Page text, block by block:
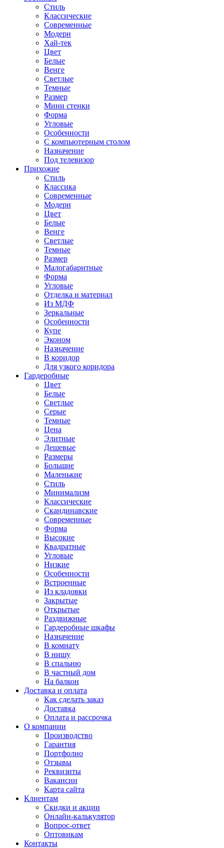
Стиль
Классические
Современные
Модерн
Хай-тек
Цвет
Белые
Венге
Светлые
Темные
Размер
Мини стенки
Форма
Угловые
Особенности
С компьютерным столом
Назначение
Под телевизор
Прихожие
Стиль
Классика
Современные
Модерн
Цвет
Белые
Венге
Светлые
Темные
Размер
Малогабаритные
Форма
Угловые
Отделка и материал
Из МДФ
Зеркальные
Особенности
Купе
Эконом
Назначение
В коридор
Для узкого коридора
Гардеробные
Цвет
Белые
Светлые
Серые
Темные
Цена
Элитные
Дешевые
Размеры
Большие
Маленькие
Стиль
Минимализм
Классические
Скандинавские
Современные
Форма
Высокие
Квадратные
Угловые
Низкие
Особенности
Встроенные
Из кладовки
Закрытые
Открытые
Раздвижные
Гардеробные шкафы
Назначение
В комнату
В нишу
В спальню
В частный дом
На балкон
Доставка и оплата
Как сделать заказ
Доставка
Оплата и рассрочка
О компании
Производство
Гарантия
Портфолио
Отзывы
Реквизиты
Вакансии
Карта сайта
Клиентам
Скидки и акции
Онлайн-калькулятор
Вопрос-ответ
Оптовикам
Контакты